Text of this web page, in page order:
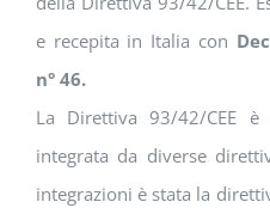
e recepita in Italia con
n° 46.
La Direttiva 93/42/CEE è
integrata da diverse
integrazioni è stata la